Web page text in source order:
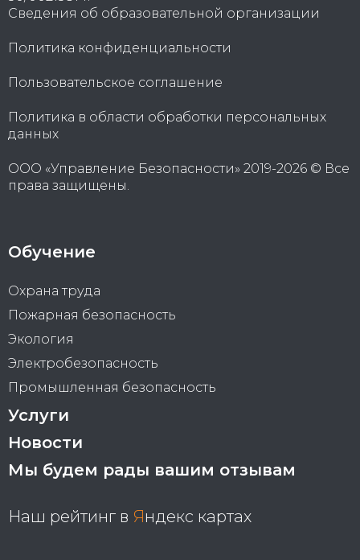
Сведения об образовательной организации
Политика конфиденциальности
Пользовательское соглашение
Политика в области обработки персональных
данных
ООО «Управление Безопасности» 2019-2026 © Все
права защищены.
Обучение
Охрана труда
Пожарная безопасность
Экология
Электробезопасность
Промышленная безопасность
Услуги
Новости
Мы будем рады вашим отзывам
Наш рейтинг в Яндекс картах